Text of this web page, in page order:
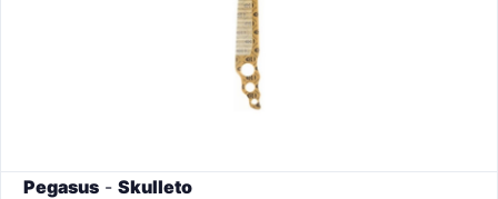
Pegasus - Skulleto